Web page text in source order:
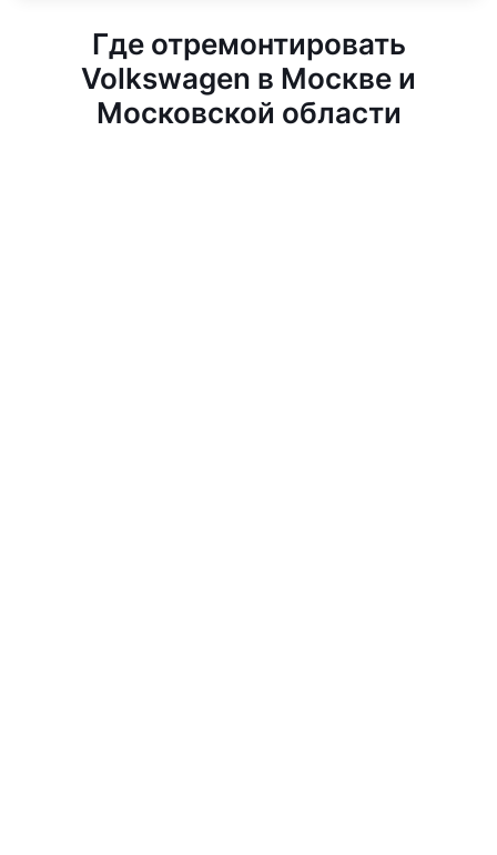
Где отремонтировать
Volkswagen в Москве и
Московской области